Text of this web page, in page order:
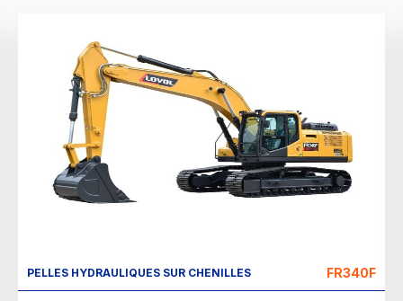
PELLES HYDRAULIQUES SUR CHENILLES FR340F